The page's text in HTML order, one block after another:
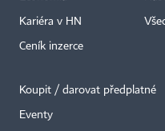
Kariéra v HN
Ceník inzerce
Koupit / darovat předplatné
Eventy